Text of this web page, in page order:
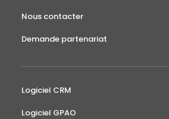
Nous contacter
Demande partenariat
Logiciel CRM
Logiciel GPAO